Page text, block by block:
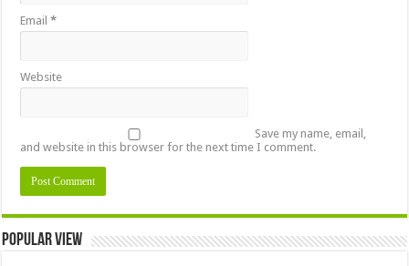
Email*
Website
Save my name, email,
and website in this browser for the next time I comment.
Popular view